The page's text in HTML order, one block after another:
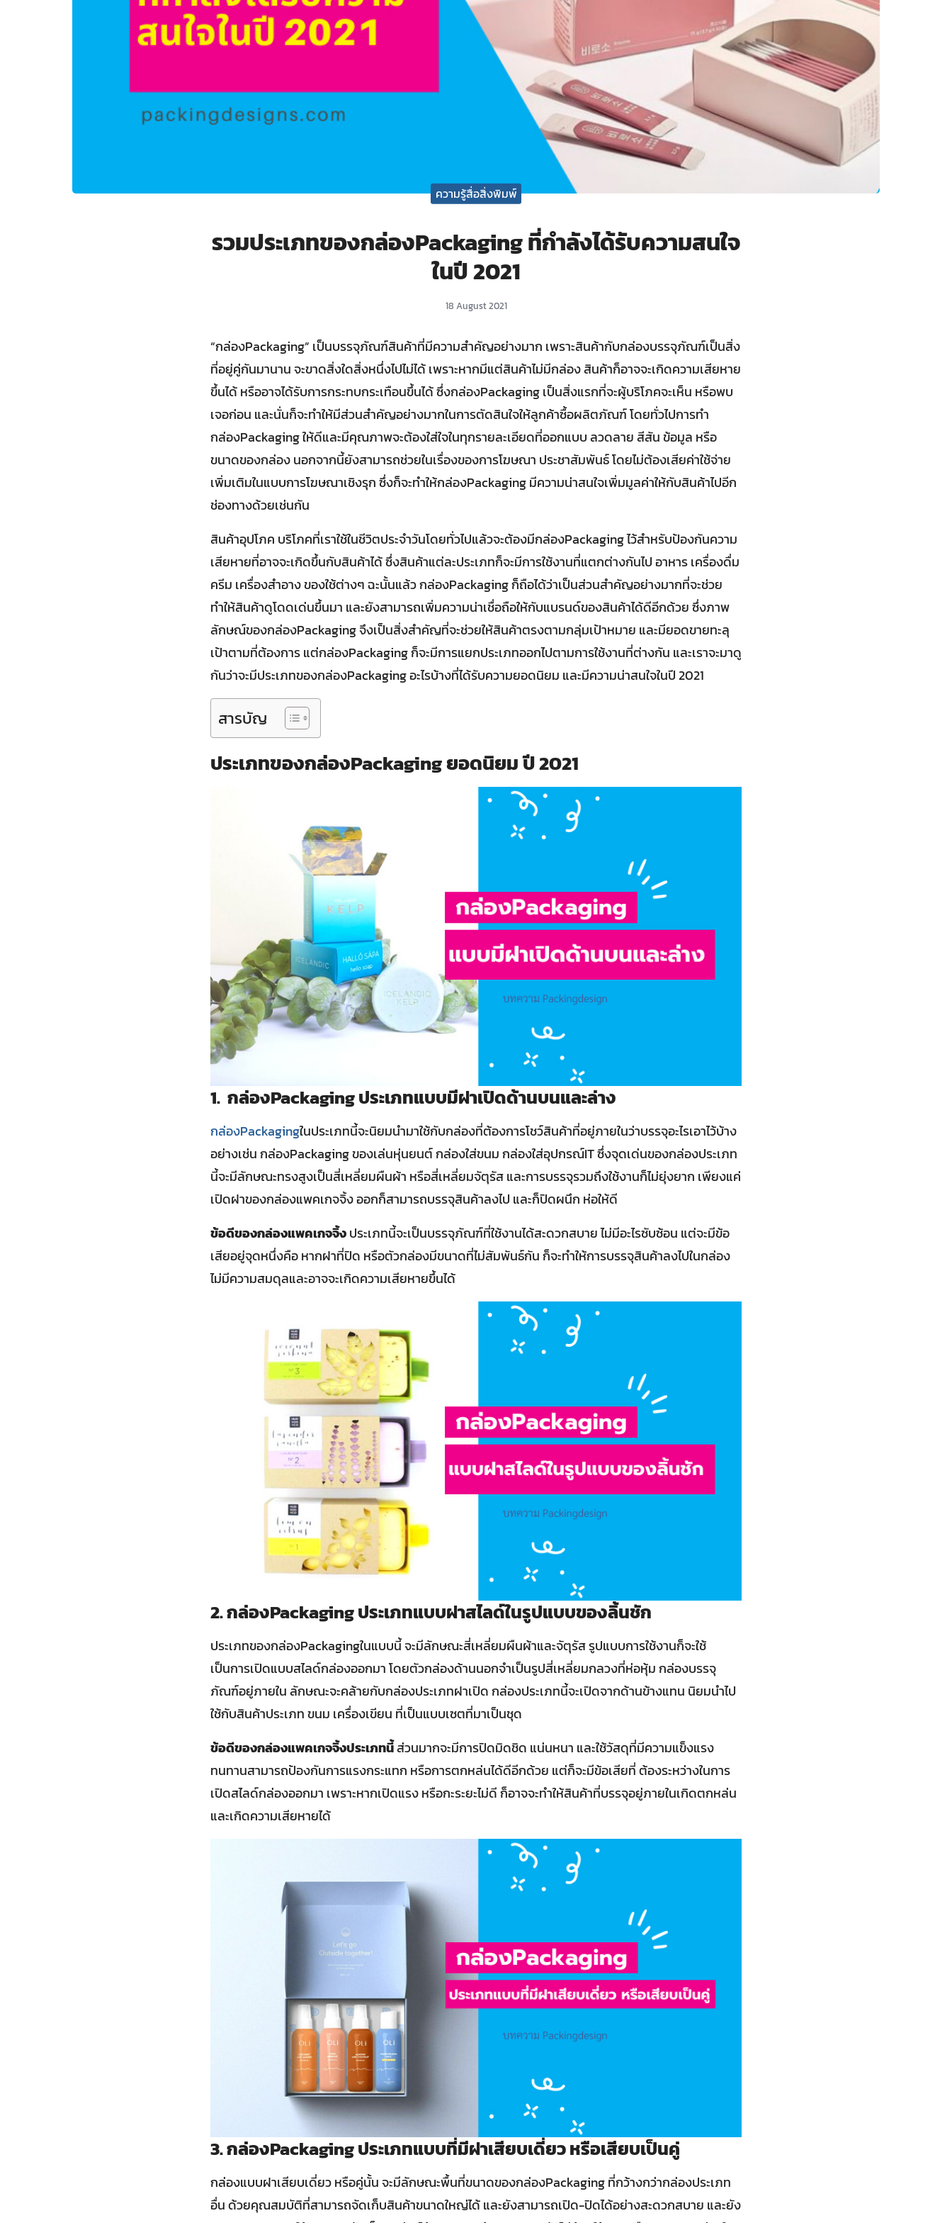
ความรู้สื่อสิ่งพิมพ์
รวมประเภทของกล่องPackaging ที่กำลังได้รับความสนใจ
ในปี 2021
18 August 2021
“กล่องPackaging” เป็นบรรจุภัณฑ์สินค้าที่มีความสำคัญอย่างมาก เพราะสินค้ากับกล่องบรรจุภัณฑ์เป็นสิ่ง
ที่อยู่คู่กันมานาน จะขาดสิ่งใดสิ่งหนึ่งไปไม่ได้ เพราะหากมีแต่สินค้าไม่มีกล่อง สินค้าก็อาจจะเกิดความเสียหาย
ขึ้นได้ หรืออาจได้รับการกระทบกระเทือนขึ้นได้ ซึ่งกล่องPackaging เป็นสิ่งแรกที่จะผู้บริโภคจะเห็น หรือพบ
เจอก่อน และนั่นก็จะทำให้มีส่วนสำคัญอย่างมากในการตัดสินใจให้ลูกค้าซื้อผลิตภัณฑ์ โดยทั่วไปการทำ
กล่องPackaging ให้ดีและมีคุณภาพจะต้องใส่ใจในทุกรายละเอียดที่ออกแบบ ลวดลาย สีสัน ข้อมูล หรือ
ขนาดของกล่อง นอกจากนี้ยังสามารถช่วยในเรื่องของการโฆษณา ประชาสัมพันธ์ โดยไม่ต้องเสียค่าใช้จ่าย
เพิ่มเติมในแบบการโฆษณาเชิงรุก ซึ่งก็จะทำให้กล่องPackaging มีความน่าสนใจเพิ่มมูลค่าให้กับสินค้าไปอีก
ช่องทางด้วยเช่นกัน
สินค้าอุปโภค บริโภคที่เราใช้ในชีวิตประจำวันโดยทั่วไปแล้วจะต้องมีกล่องPackaging ไว้สำหรับป้องกันความ
เสียหายที่อาจจะเกิดขึ้นกับสินค้าได้ ซึ่งสินค้าแต่ละประเภทก็จะมีการใช้งานที่แตกต่างกันไป อาหาร เครื่องดื่ม
ครีม เครื่องสำอาง ของใช้ต่างๆ ฉะนั้นแล้ว กล่องPackaging ก็ถือได้ว่าเป็นส่วนสำคัญอย่างมากที่จะช่วย
ทำให้สินค้าดูโดดเด่นขึ้นมา และยังสามารถเพิ่มความน่าเชื่อถือให้กับแบรนด์ของสินค้าได้ดีอีกด้วย ซึ่งภาพ
ลักษณ์ของกล่องPackaging จึงเป็นสิ่งสำคัญที่จะช่วยให้สินค้าตรงตามกลุ่มเป้าหมาย และมียอดขายทะลุ
เป้าตามที่ต้องการ แต่กล่องPackaging ก็จะมีการแยกประเภทออกไปตามการใช้งานที่ต่างกัน และเราจะมาดู
กันว่าจะมีประเภทของกล่องPackaging อะไรบ้างที่ได้รับความยอดนิยม และมีความน่าสนใจในปี 2021
สารบัญ
ประเภทของกล่องPackaging ยอดนิยม ปี 2021
1. กล่องPackaging ประเภทแบบมีฝาเปิดด้านบนและล่าง
กล่องPackagingในประเภทนี้จะนิยมนำมาใช้กับกล่องที่ต้องการโชว์สินค้าที่อยู่ภายในว่าบรรจุอะไรเอาไว้บ้าง
อย่างเช่น กล่องPackaging ของเล่นหุ่นยนต์ กล่องใส่ขนม กล่องใส่อุปกรณ์IT ซึ่งจุดเด่นของกล่องประเภท
นี้จะมีลักษณะทรงสูงเป็นสี่เหลี่ยมผืนผ้า หรือสี่เหลี่ยมจัตุรัส และการบรรจุรวมถึงใช้งานก็ไม่ยุ่งยาก เพียงแค่
เปิดฝาของกล่องแพคเกจจิ้ง ออกก็สามารถบรรจุสินค้าลงไป และก็ปิดผนึก ห่อให้ดี
ข้อดีของกล่องแพคเกจจิ้งประเภทนี้จะเป็นบรรจุภัณฑ์ที่ใช้งานได้สะดวกสบาย ไม่มีอะไรซับซ้อน แต่จะมีข้อ
เสียอยู่จุดหนึ่งคือ หากฝาที่ปิด หรือตัวกล่องมีขนาดที่ไม่สัมพันธ์กัน ก็จะทำให้การบรรจุสินค้าลงไปในกล่อง
ไม่มีความสมดุลและอาจจะเกิดความเสียหายขึ้นได้
2. กล่องPackaging ประเภทแบบฝาสไลด์ในรูปแบบของลิ้นชัก
ประเภทของกล่องPackagingในแบบนี้ จะมีลักษณะสี่เหลี่ยมผืนผ้าและจัตุรัส รูปแบบการใช้งานก็จะใช้
เป็นการเปิดแบบสไลด์กล่องออกมา โดยตัวกล่องด้านนอกจำเป็นรูปสี่เหลี่ยมกลวงที่ห่อหุ้ม กล่องบรรจุ
ภัณฑ์อยู่ภายใน ลักษณะจะคล้ายกับกล่องประเภทฝาเปิด กล่องประเภทนี้จะเปิดจากด้านข้างแทน นิยมนำไป
ใช้กับสินค้าประเภท ขนม เครื่องเขียน ที่เป็นแบบเซตที่มาเป็นชุด
ข้อดีของกล่องแพคเกจจิ้งประเภทนี้ส่วนมากจะมีการปิดมิดชิด แน่นหนา และใช้วัสดุที่มีความแข็งแรง
ทนทานสามารถป้องกันการแรงกระแทก หรือการตกหล่นได้ดีอีกด้วย แต่ก็จะมีข้อเสียที่ ต้องระหว่างในการ
เปิดสไลด์กล่องออกมา เพราะหากเปิดแรง หรือกะระยะไม่ดี ก็อาจจะทำให้สินค้าที่บรรจุอยู่ภายในเกิดตกหล่น
และเกิดความเสียหายได้
3. กล่องPackaging ประเภทแบบที่มีฝาเสียบเดี่ยว หรือเสียบเป็นคู่
กล่องแบบฝาเสียบเดี่ยว หรือคู่นั้น จะมีลักษณะพื้นที่ขนาดของกล่องPackaging ที่กว้างกว่ากล่องประเภท
อื่น ด้วยคุณสมบัติที่สามารถจัดเก็บสินค้าขนาดใหญ่ได้ และยังสามารถเปิด-ปิดได้อย่างสะดวกสบาย และยัง